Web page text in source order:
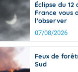
de
Bulletins
Bulletins
d'avalanche
Météo des
Vigicrues
Éclipse du
France vous
l'observer
07/08/2026
Feux de
Sud